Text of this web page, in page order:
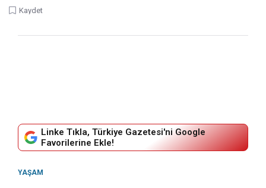
Kaydet
Linke Tıkla, Türkiye Gazetesi'ni Google
Favorilerine Ekle!
YAŞAM